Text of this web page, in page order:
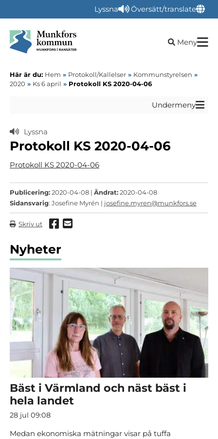
Lyssna Översätt/translate
Öppna
Meny
Här är du: Hem » Protokoll/Kallelser » Kommunstyrelsen »
2020 » Ks 6 april » Protokoll KS 2020-04-06
Undermeny
Lyssna
Protokoll KS 2020-04-06
Protokoll KS 2020-04-06
Publicering:2020-04-08 | Ändrat:2020-04-08
Sidansvarig: Josefine Myrén | josefine.myren@munkfors.se
Skriv ut Dela via Facebook
Dela via mail
Nyheter
Bäst i Värmland och näst bäst i
hela landet
28 jul 09:08
Medan ekonomiska mätningar visar på tuffa